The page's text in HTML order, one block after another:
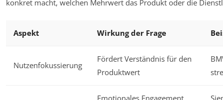
konkret macht, welchen Mehrwert das Produkt oder die
Aspekt Wirkung der Frage
Nutzenfokussierung
Fördert Verständnis für den
Produktwert